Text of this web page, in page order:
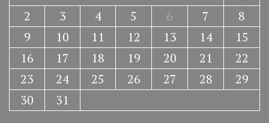
2
3 4 5 6 7
8
9
10 11 12 13 14
15
16
17 18 19 20 21
22
23
24 25 26 27 28
29
30
31